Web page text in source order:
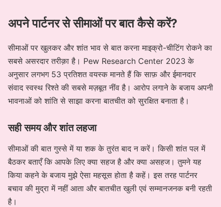
अपने पार्टनर से सीमाओं पर बात कैसे करें?
सीमाओं पर खुलकर और शांत भाव से बात करना माइक्रो-चीटिंग रोकने का
सबसे असरदार तरीक़ा है। Pew Research Center 2023 के
अनुसार लगभग 53 प्रतिशत वयस्क मानते हैं कि साफ़ और ईमानदार
संवाद स्वस्थ रिश्ते की सबसे मज़बूत नींव है। आरोप लगाने के बजाय अपनी
भावनाओं को शांति से साझा करना बातचीत को सुरक्षित बनाता है।
सही समय और शांत लहजा
सीमाओं की बात गुस्से में या शक के तुरंत बाद न करें। किसी शांत पल में
बैठकर बताएँ कि आपके लिए क्या सहज है और क्या असहज। तुमने यह
किया कहने के बजाय मुझे ऐसा महसूस होता है कहें। इस तरह पार्टनर
बचाव की मुद्रा में नहीं आता और बातचीत खुली एवं सम्मानजनक बनी रहती
है।